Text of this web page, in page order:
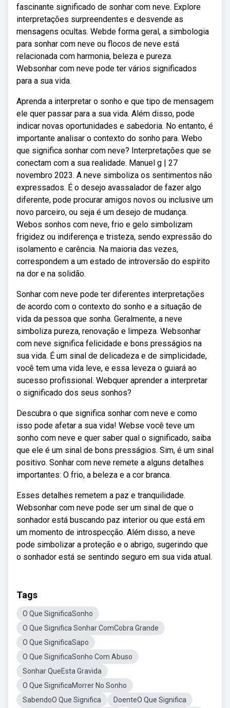
fascinante significado de sonhar com neve. Explore
interpretações surpreendentes e desvende as
mensagens ocultas. Webde forma geral, a simbologia
para sonhar com neve ou flocos de neve está
relacionada com harmonia, beleza e pureza.
Websonhar com neve pode ter vários significados
para a sua vida.
Aprenda a interpretar o sonho e que tipo de mensagem
ele quer passar para a sua vida. Além disso, pode
indicar novas oportunidades e sabedoria. No entanto, é
importante analisar o contexto do sonho para. Webo
que significa sonhar com neve? Interpretações que se
conectam com a sua realidade. Manuel g | 27
novembro 2023. A neve simboliza os sentimentos não
expressados. É o desejo avassalador de fazer algo
diferente, pode procurar amigos novos ou inclusive um
novo parceiro, ou seja é um desejo de mudança.
Webos sonhos com neve, frio e gelo simbolizam
frigidez ou indiferença e tristeza, sendo expressão do
isolamento e carência. Na maioria das vezes,
correspondem a um estado de introversão do espírito
na dor e na solidão.
Sonhar com neve pode ter diferentes interpretações
de acordo com o contexto do sonho e a situação de
vida da pessoa que sonha. Geralmente, a neve
simboliza pureza, renovação e limpeza. Websonhar
com neve significa felicidade e bons presságios na
sua vida. É um sinal de delicadeza e de simplicidade,
você tem uma vida leve, e essa leveza o guiará ao
sucesso profissional. Webquer aprender a interpretar
o significado dos seus sonhos?
Descubra o que significa sonhar com neve e como
isso pode afetar a sua vida! Webse você teve um
sonho com neve e quer saber qual o significado, saiba
que ele é um sinal de bons presságios. Sim, é um sinal
positivo. Sonhar com neve remete a alguns detalhes
importantes: O frio, a beleza e a cor branca.
Esses detalhes remetem a paz e tranquilidade.
Websonhar com neve pode ser um sinal de que o
sonhador está buscando paz interior ou que está em
um momento de introspecção. Além disso, a neve
pode simbolizar a proteção e o abrigo, sugerindo que
o sonhador está se sentindo seguro em sua vida atual.
Tags
O Que SignificaSonho
O Que Significa Sonhar ComCobra Grande
O Que SignificaSapo
O Que SignificaSonho Com Abuso
Sonhar QueEsta Gravida
O Que SignificaMorrer No Sonho
SabendoO Que Significa
DoenteO Que Significa